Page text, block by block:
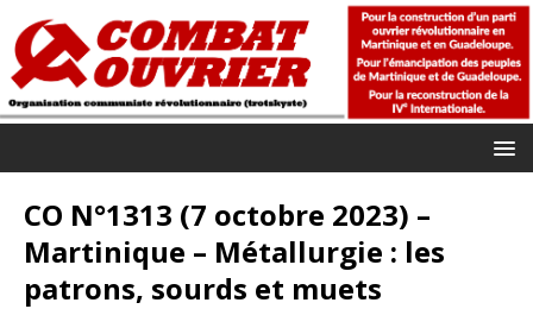
CO N°1313 (7 octobre 2023) –
Martinique – Métallurgie : les
patrons, sourds et muets